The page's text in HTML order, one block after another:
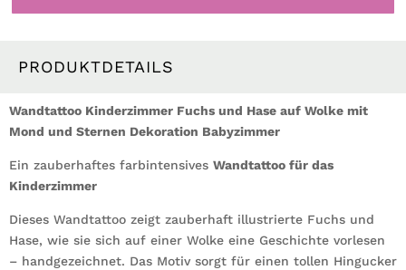
Wolke
Mond
und
Dekoration
Babyzimmer
PRODUKTDETAILS
Wandtattoo Kinderzimmer Fuchs und Hase auf Wolke mit
Mond und Sternen Dekoration Babyzimmer
Ein zauberhaftes farbintensives Wandtattoo für das
Kinderzimmer
Dieses Wandtattoo zeigt zauberhaft illustrierte Fuchs und
Hase, wie sie sich auf einer Wolke eine Geschichte vorlesen
– handgezeichnet. Das Motiv sorgt für einen tollen Hingucker